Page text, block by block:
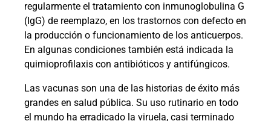
regularmente el tratamiento con inmunoglobulina G
(IgG) de reemplazo, en los trastornos con defecto en
la producción o funcionamiento de los anticuerpos.
En algunas condiciones también está indicada la
quimioprofilaxis con antibióticos y antifúngicos.
Las vacunas son una de las historias de éxito más
grandes en salud pública. Su uso rutinario en todo
el mundo ha erradicado la viruela, casi terminado